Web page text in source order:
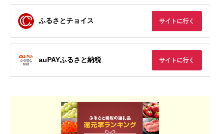
ふるさとチョイス サイトに行く
auPAYふるさと納税 サイトに行く